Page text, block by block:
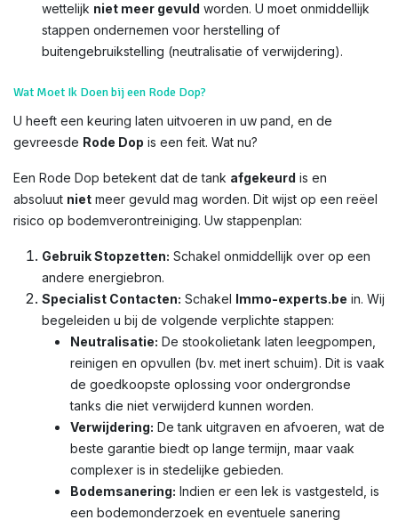
wettelijk niet meer gevuld worden. U moet onmiddellijk
stappen ondernemen voor herstelling of
buitengebruikstelling (neutralisatie of verwijdering).
Wat Moet Ik Doen bij een Rode Dop?
U heeft een keuring laten uitvoeren in uw pand, en de
gevreesde Rode Dop is een feit. Wat nu?
Een Rode Dop betekent dat de tank afgekeurd is en
absoluut niet meer gevuld mag worden. Dit wijst op een reëel
risico op bodemverontreiniging. Uw stappenplan:
Gebruik Stopzetten: Schakel onmiddellijk over op een
andere energiebron.
Specialist Contacten: Schakel Immo-experts.be in. Wij
begeleiden u bij de volgende verplichte stappen:
Neutralisatie: De stookolietank laten leegpompen,
reinigen en opvullen (bv. met inert schuim). Dit is vaak
de goedkoopste oplossing voor ondergrondse
tanks die niet verwijderd kunnen worden.
Verwijdering: De tank uitgraven en afvoeren, wat de
beste garantie biedt op lange termijn, maar vaak
complexer is in stedelijke gebieden.
Bodemsanering: Indien er een lek is vastgesteld, is
een bodemonderzoek en eventuele sanering